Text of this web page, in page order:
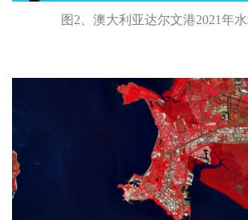
图2、澳大利亚达尔文港2021年